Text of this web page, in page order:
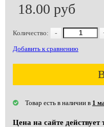
18.00 руб
Количество: -
Добавить к сравнению
Товар есть в наличии в 1
Цена на сайте